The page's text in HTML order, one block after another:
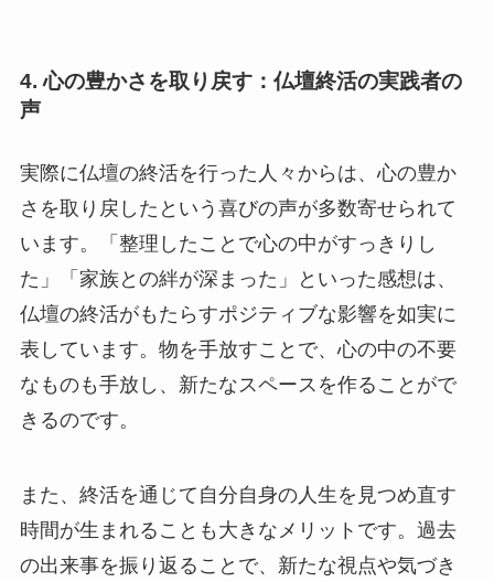
4. 心の豊かさを取り戻す：仏壇終活の実践者の
声
実際に仏壇の終活を行った人々からは、心の豊か
さを取り戻したという喜びの声が多数寄せられて
います。「整理したことで心の中がすっきりし
た」「家族との絆が深まった」といった感想は、
仏壇の終活がもたらすポジティブな影響を如実に
表しています。物を手放すことで、心の中の不要
なものも手放し、新たなスペースを作ることがで
きるのです。
また、終活を通じて自分自身の人生を見つめ直す
時間が生まれることも大きなメリットです。過去
の出来事を振り返ることで、新たな視点や気づき